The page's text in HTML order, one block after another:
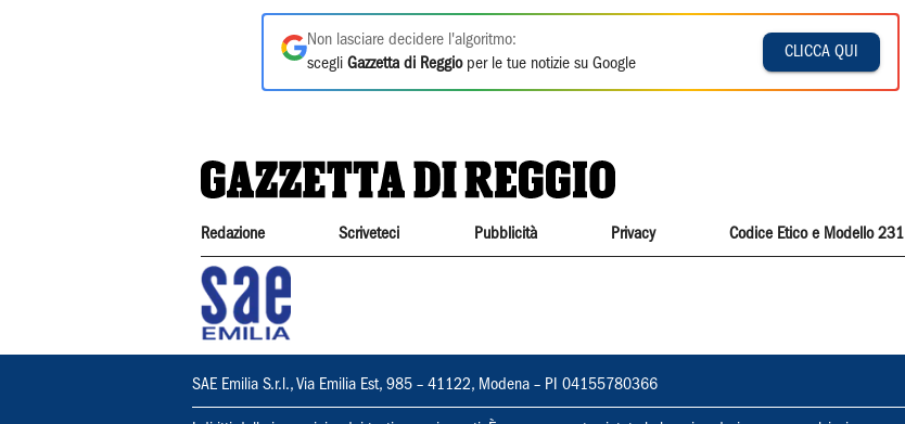
Non lasciare decidere l'algoritmo:
scegli Gazzetta di Reggioper le tue notizie su Google
CLICCA QUI
Redazione Scriveteci Pubblicità Privacy Codice Etico e Modello 231
SAE Emilia S.r.l., Via Emilia Est, 985 – 41122, Modena – PI 04155780366